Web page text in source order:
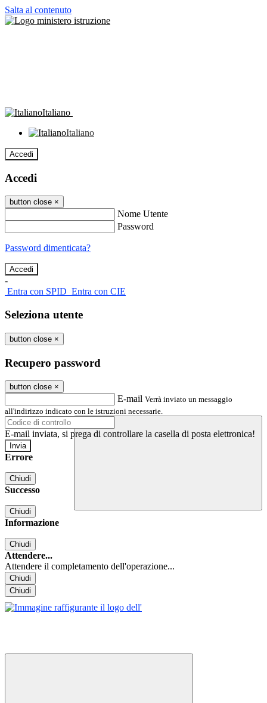
Salta al contenuto
Italiano
Italiano
Accedi
Accedi
button close ×
Nome Utente
Password
Password dimenticata?
-
Entra con SPID Entra con CIE
Seleziona utente
button close ×
Recupero password
button close ×
E-mail Verrà inviato un messaggio
all'indirizzo indicato con le istruzioni necessarie.
E-mail inviata, si prega di controllare la casella di posta elettronica!
Errore
Chiudi
Successo
Chiudi
Informazione
Chiudi
Attendere...
Attendere il completamento dell'operazione...
Chiudi
Chiudi